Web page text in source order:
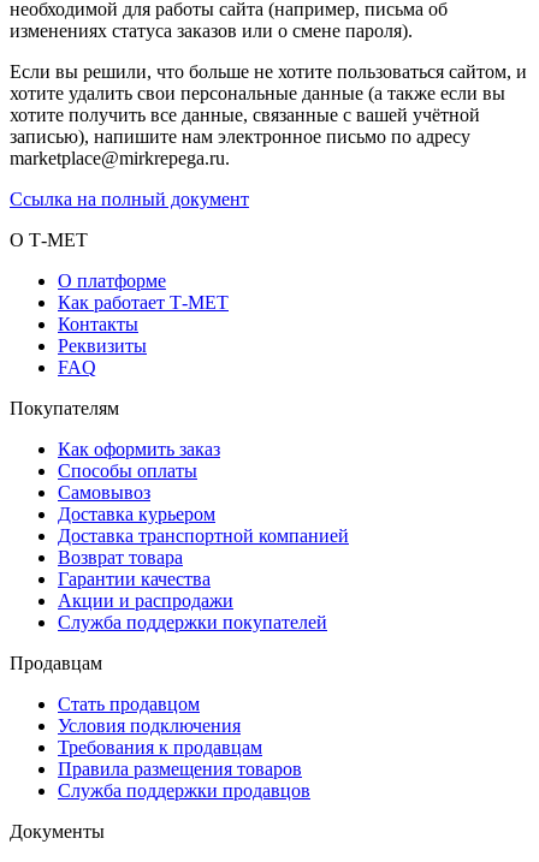
необходимой для работы сайта (например, письма об
изменениях статуса заказов или о смене пароля).
Если вы решили, что больше не хотите пользоваться сайтом, и
хотите удалить свои персональные данные (а также если вы
хотите получить все данные, связанные с вашей учётной
записью), напишите нам электронное письмо по адресу
marketplace@mirkrepega.ru.
Ссылка на полный документ
О Т-МЕТ
О платформе
Как работает Т-МЕТ
Контакты
Реквизиты
FAQ
Покупателям
Как оформить заказ
Способы оплаты
Самовывоз
Доставка курьером
Доставка транспортной компанией
Возврат товара
Гарантии качества
Акции и распродажи
Служба поддержки покупателей
Продавцам
Стать продавцом
Условия подключения
Требования к продавцам
Правила размещения товаров
Служба поддержки продавцов
Документы